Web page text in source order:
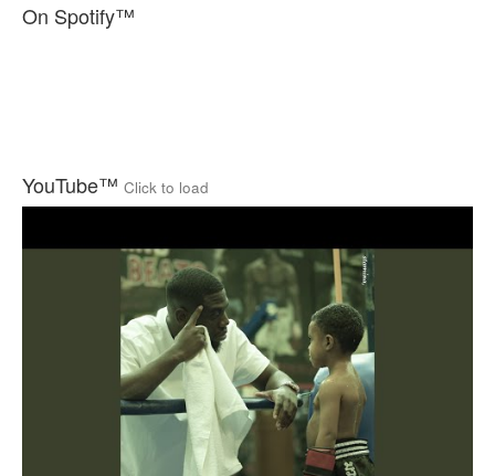
On Spotify™
YouTube™ Click to load